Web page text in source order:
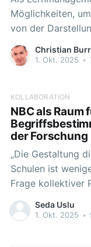
Möglichkeiten,
von der
Lernobjekte und
Lernen bis hin zu
Lerngruppen
Christian
1. Okt. 2025 •
KOLLABORATION
NBC als
der Forschung
„Die Gestaltung
Schulen ist
Frage kollektiver
al., 2019) Ergebnisse unterschiedlicher Studien zeigen
auf, dass digitale
Seda Uslu
1. Okt. 2025 •